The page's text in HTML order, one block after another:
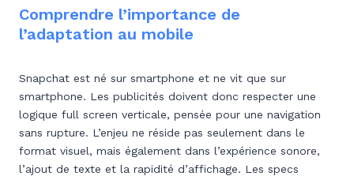
Comprendre l’importance de
l’adaptation au mobile
Snapchat est né sur smartphone et ne vit que sur
smartphone. Les publicités doivent donc respecter une
logique full screen verticale, pensée pour une navigation
sans rupture. L’enjeu ne réside pas seulement dans le
format visuel, mais également dans l’expérience sonore,
l’ajout de texte et la rapidité d’affichage. Les specs